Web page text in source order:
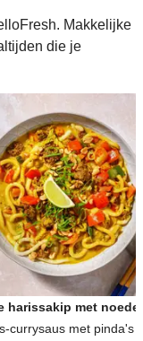
Makkelijke
die je
harissakip met
currysaus met pinda's